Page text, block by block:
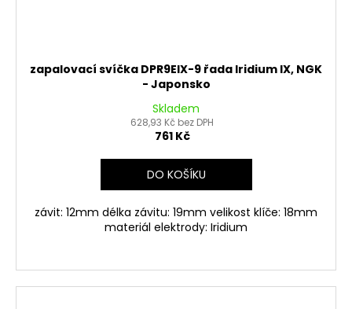
zapalovací svíčka DPR9EIX-9 řada Iridium IX, NGK
- Japonsko
Skladem
628,93 Kč bez DPH
761 Kč
DO KOŠÍKU
závit: 12mm délka závitu: 19mm velikost klíče: 18mm
materiál elektrody: Iridium